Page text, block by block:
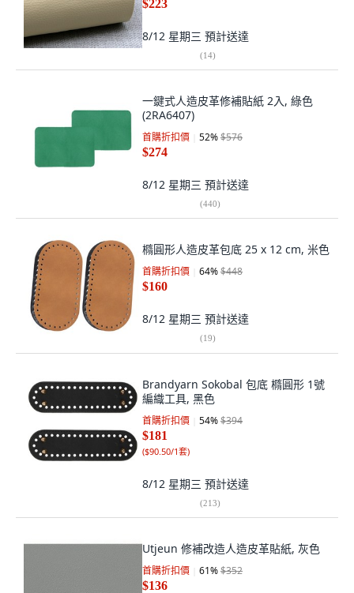
$223
8/12 星期三 預計送達
(14)
一鍵式人造皮革修補貼紙 2入, 綠色
(2RA6407)
首購折扣價 52%$576
$274
8/12 星期三 預計送達
(440)
橢圓形人造皮革包底 25 x 12 cm, 米色
首購折扣價 64%$448
$160
8/12 星期三 預計送達
(19)
Brandyarn Sokobal 包底 橢圓形 1號
編織工具, 黑色
首購折扣價 54%$394
$181
($90.50/1套)
8/12 星期三 預計送達
(213)
Utjeun 修補改造人造皮革貼紙, 灰色
首購折扣價 61%$352
$136